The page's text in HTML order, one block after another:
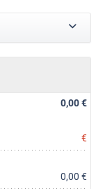
0,00 €
€
0,00 €